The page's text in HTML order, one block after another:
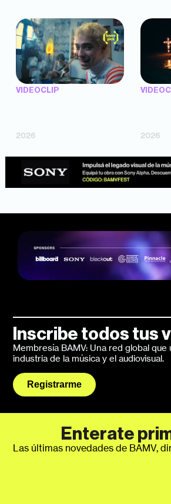
VIDEOCLIP
2026
2026
Inscribe todos tus
Membresía BAMV: Una red global que
industria de la música y el audiovisual.
Registrarme
Enterate
Las últimas novedades de BAMV,